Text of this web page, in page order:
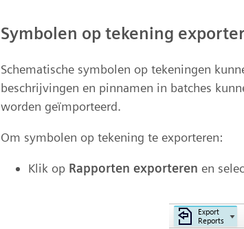
Symbolen op tekening
Schematische symbolen op tekeningen
beschrijvingen en pinnamen in batches
worden geïmporteerd.
Om symbolen op tekening te exporteren:
Klik op Rapporten exporteren en